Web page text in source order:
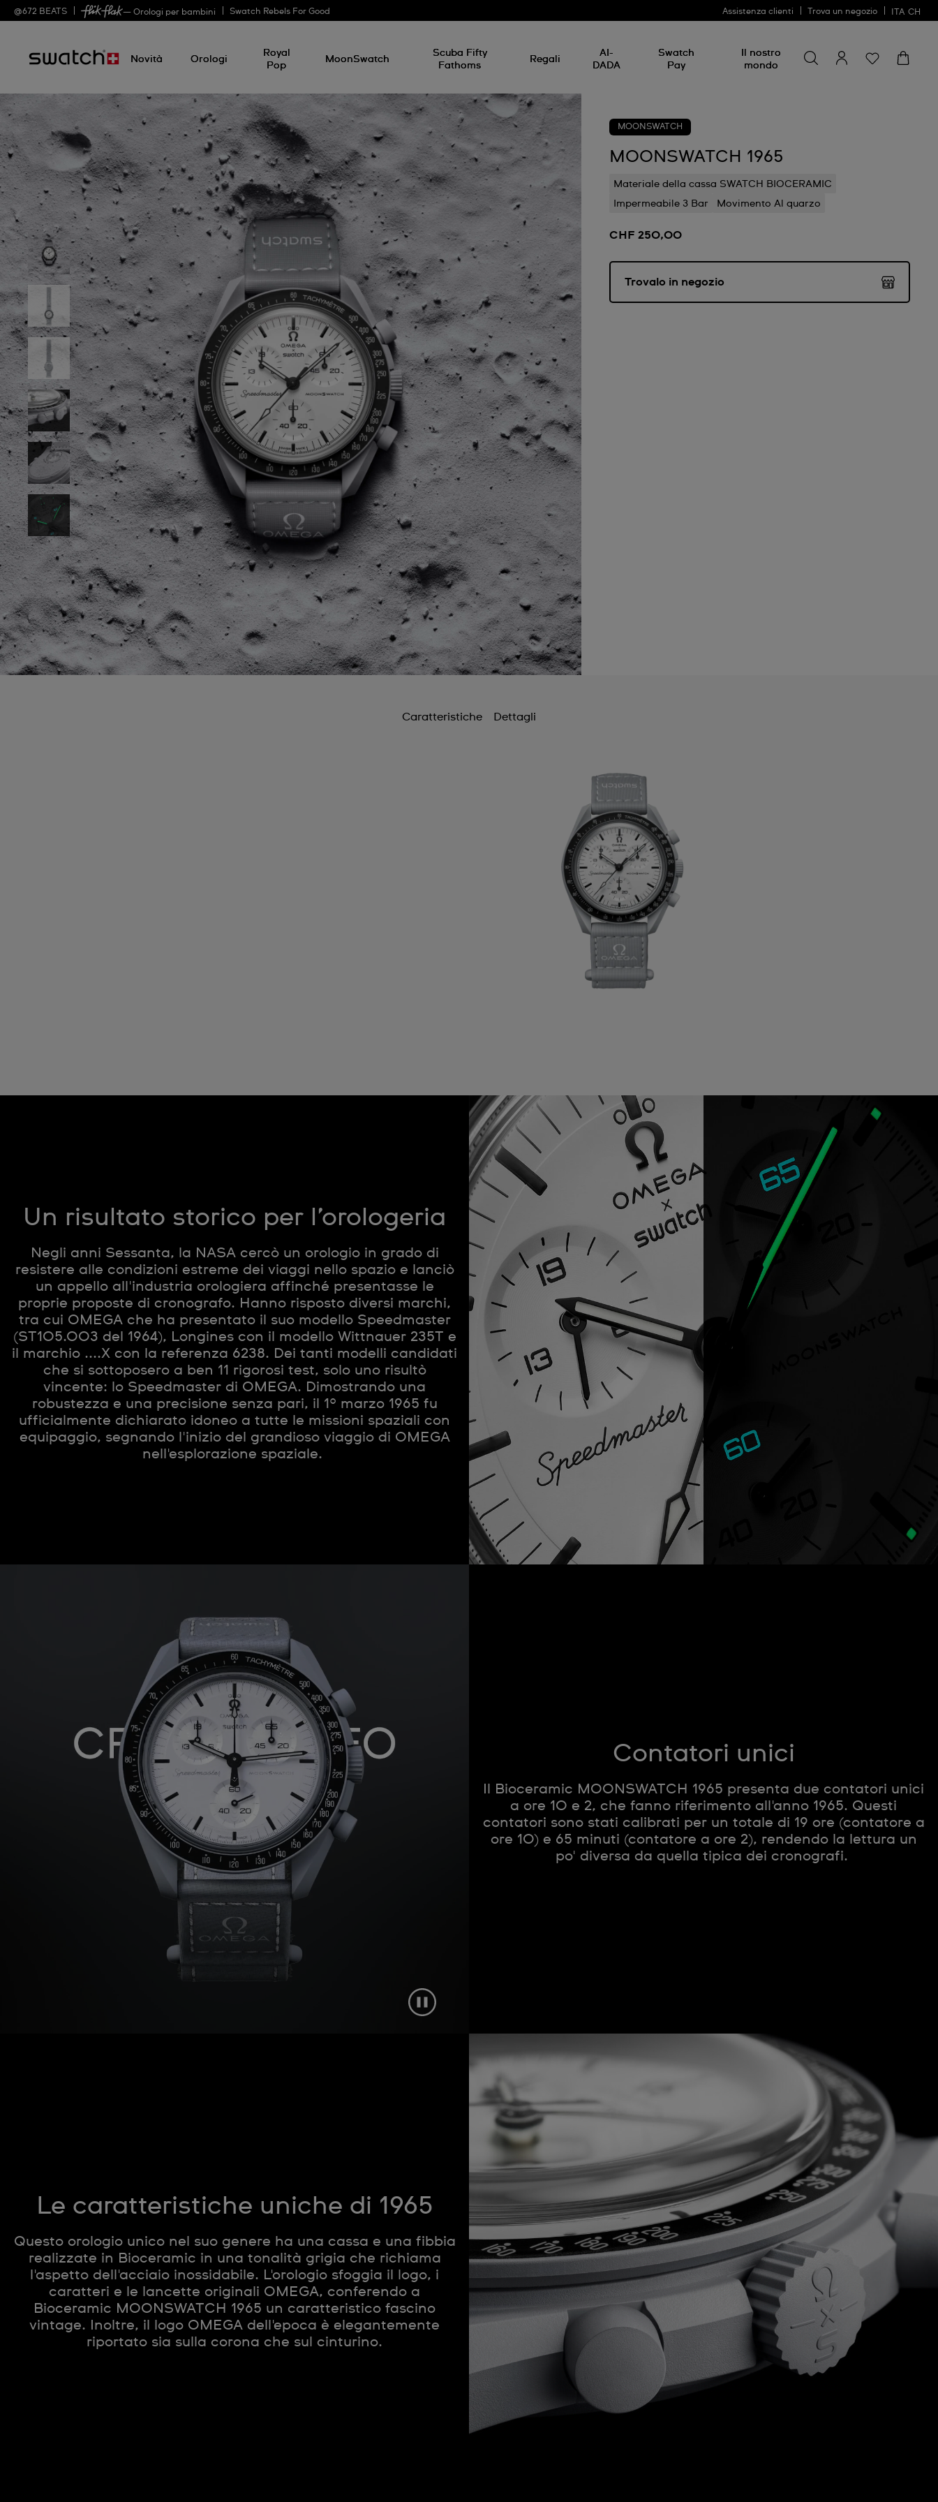
@672 BEATS — Orologi per bambini Swatch Rebels For Good Assistenza clienti Trova un negozio ITA CH
Novità Orologi
Royal
Pop
MoonSwatch
Scuba Fifty
Fathoms
Regali
AI-
DADA
Swatch
Pay
Il nostro
mondo
MOONSWATCH
MOONSWATCH 1965
Materiale della cassa SWATCH BIOCERAMIC
Impermeabile 3 Bar
Movimento Al quarzo
CHF 250,00
Trovalo in negozio
Caratteristiche Dettagli
Un risultato storico per l’orologeria
Negli anni Sessanta, la NASA cercò un orologio in grado di
resistere alle condizioni estreme dei viaggi nello spazio e lanciò
un appello all'industria orologiera affinché presentasse le
proprie proposte di cronografo. Hanno risposto diversi marchi,
tra cui OMEGA che ha presentato il suo modello Speedmaster
(ST105.003 del 1964), Longines con il modello Wittnauer 235T e
il marchio ....X con la referenza 6238. Dei tanti modelli candidati
che si sottoposero a ben 11 rigorosi test, solo uno risultò
vincente: lo Speedmaster di OMEGA. Dimostrando una
robustezza e una precisione senza pari, il 1° marzo 1965 fu
ufficialmente dichiarato idoneo a tutte le missioni spaziali con
equipaggio, segnando l'inizio del grandioso viaggio di OMEGA
nell'esplorazione spaziale.
Contatori unici
Il Bioceramic MOONSWATCH 1965 presenta due contatori unici
a ore 10 e 2, che fanno riferimento all'anno 1965. Questi
contatori sono stati calibrati per un totale di 19 ore (contatore a
ore 10) e 65 minuti (contatore a ore 2), rendendo la lettura un
po' diversa da quella tipica dei cronografi.
Le caratteristiche uniche di 1965
Questo orologio unico nel suo genere ha una cassa e una fibbia
realizzate in Bioceramic in una tonalità grigia che richiama
l'aspetto dell'acciaio inossidabile. L'orologio sfoggia il logo, i
caratteri e le lancette originali OMEGA, conferendo a
Bioceramic MOONSWATCH 1965 un caratteristico fascino
vintage. Inoltre, il logo OMEGA dell'epoca è elegantemente
riportato sia sulla corona che sul cinturino.